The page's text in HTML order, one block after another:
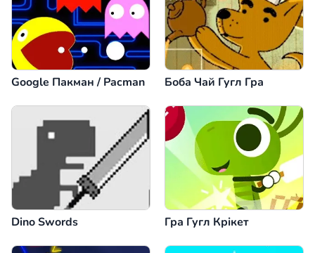
Google Пакман / Pacman Боба Чай Гугл Гра
Dino Swords Гра Гугл Крікет